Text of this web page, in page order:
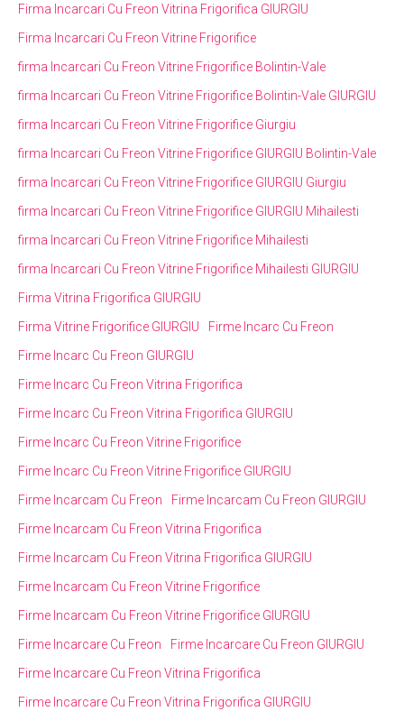
Firma Incarcari Cu Freon Vitrina Frigorifica GIURGIU
Firma Incarcari Cu Freon Vitrine Frigorifice
firma Incarcari Cu Freon Vitrine Frigorifice Bolintin-Vale
firma Incarcari Cu Freon Vitrine Frigorifice Bolintin-Vale GIURGIU
firma Incarcari Cu Freon Vitrine Frigorifice Giurgiu
firma Incarcari Cu Freon Vitrine Frigorifice GIURGIU Bolintin-Vale
firma Incarcari Cu Freon Vitrine Frigorifice GIURGIU Giurgiu
firma Incarcari Cu Freon Vitrine Frigorifice GIURGIU Mihailesti
firma Incarcari Cu Freon Vitrine Frigorifice Mihailesti
firma Incarcari Cu Freon Vitrine Frigorifice Mihailesti GIURGIU
Firma Vitrina Frigorifica GIURGIU
Firma Vitrine Frigorifice GIURGIU
Firme Incarc Cu Freon
Firme Incarc Cu Freon GIURGIU
Firme Incarc Cu Freon Vitrina Frigorifica
Firme Incarc Cu Freon Vitrina Frigorifica GIURGIU
Firme Incarc Cu Freon Vitrine Frigorifice
Firme Incarc Cu Freon Vitrine Frigorifice GIURGIU
Firme Incarcam Cu Freon
Firme Incarcam Cu Freon GIURGIU
Firme Incarcam Cu Freon Vitrina Frigorifica
Firme Incarcam Cu Freon Vitrina Frigorifica GIURGIU
Firme Incarcam Cu Freon Vitrine Frigorifice
Firme Incarcam Cu Freon Vitrine Frigorifice GIURGIU
Firme Incarcare Cu Freon
Firme Incarcare Cu Freon GIURGIU
Firme Incarcare Cu Freon Vitrina Frigorifica
Firme Incarcare Cu Freon Vitrina Frigorifica GIURGIU